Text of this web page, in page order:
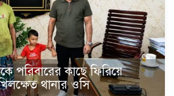
পরিবারের কাছে ফিরিয়ে
থানার ওসি